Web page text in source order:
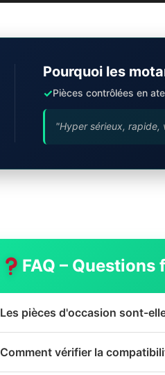
Pourquoi les
✓Pièces contrôlées en
"Hyper sérieux, rapide,
FAQ – Questions
Les pièces d'occasion sont-
Comment vérifier la